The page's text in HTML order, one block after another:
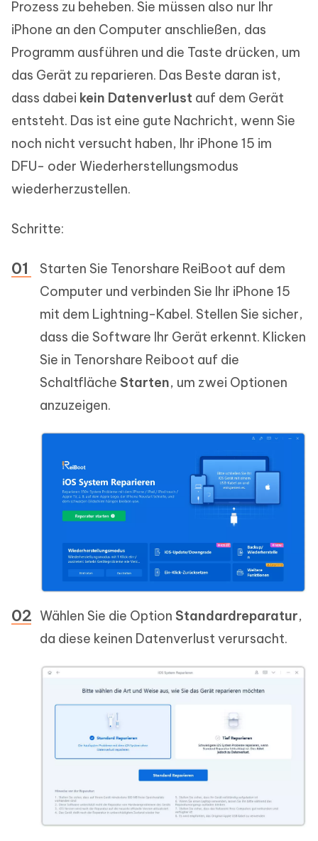
Prozess zu beheben. Sie müssen also nur Ihr
iPhone an den Computer anschließen, das
Programm ausführen und die Taste drücken, um
das Gerät zu reparieren. Das Beste daran ist,
dass dabei kein Datenverlust auf dem Gerät
entsteht. Das ist eine gute Nachricht, wenn Sie
noch nicht versucht haben, Ihr iPhone 15 im
DFU- oder Wiederherstellungsmodus
wiederherzustellen.
Schritte:
Starten Sie Tenorshare ReiBoot auf dem
Computer und verbinden Sie Ihr iPhone 15
mit dem Lightning-Kabel. Stellen Sie sicher,
dass die Software Ihr Gerät erkennt. Klicken
Sie in Tenorshare Reiboot auf die
Schaltfläche Starten, um zwei Optionen
anzuzeigen.
Wählen Sie die Option Standardreparatur,
da diese keinen Datenverlust verursacht.